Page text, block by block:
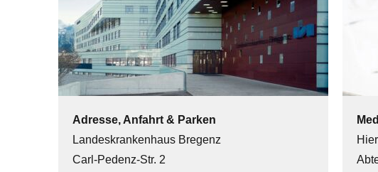
Adresse, Anfahrt & Parken
Landeskrankenhaus Bregenz
Carl-Pedenz-Str. 2